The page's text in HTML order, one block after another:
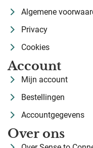
Algemene
Privacy
Cookies
Account
Mijn account
Bestellingen
Accountgegevens
Over ons